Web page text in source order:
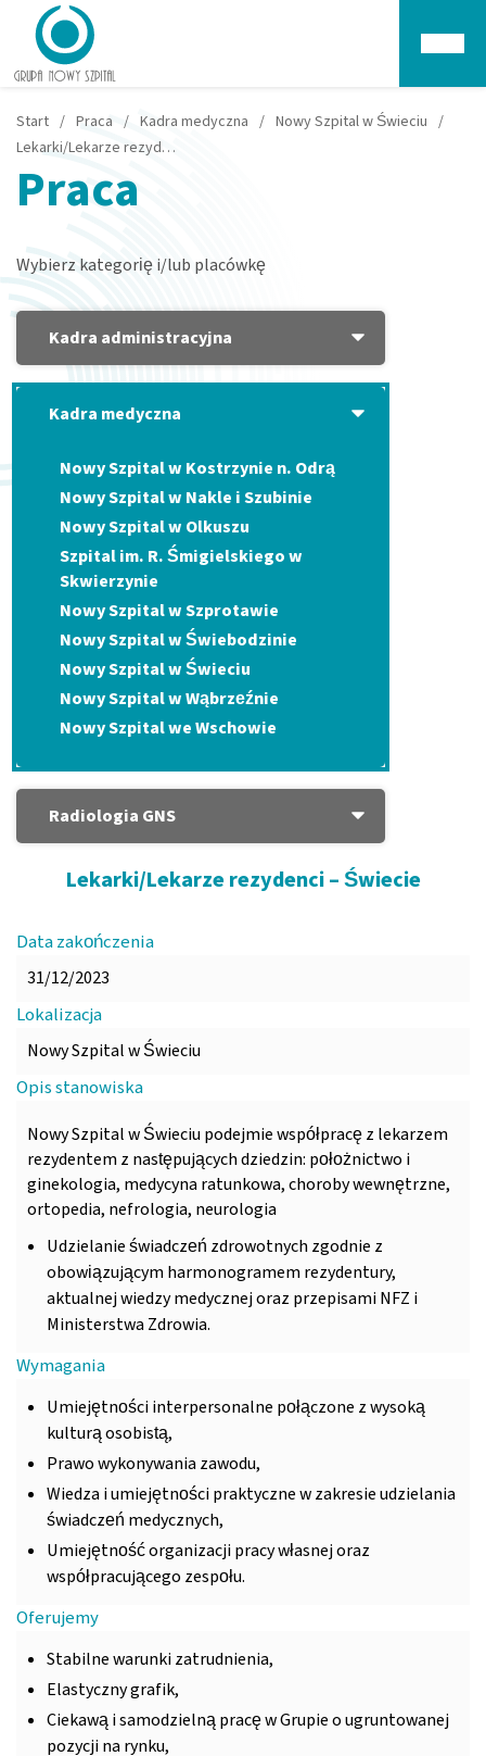
Start / Praca / Kadra medyczna / Nowy Szpital w Świeciu /
Lekarki/Lekarze rezydenci – Świecie
Praca
Wybierz kategorię i/lub placówkę
Kadra administracyjna
Kadra medyczna
Nowy Szpital w Kostrzynie n. Odrą
Nowy Szpital w Nakle i Szubinie
Nowy Szpital w Olkuszu
Szpital im. R. Śmigielskiego w
Skwierzynie
Nowy Szpital w Szprotawie
Nowy Szpital w Świebodzinie
Nowy Szpital w Świeciu
Nowy Szpital w Wąbrzeźnie
Nowy Szpital we Wschowie
Radiologia GNS
Lekarki/Lekarze rezydenci – Świecie
Data zakończenia
31/12/2023
Lokalizacja
Nowy Szpital w Świeciu
Opis stanowiska
Nowy Szpital w Świeciu podejmie współpracę z lekarzem
rezydentem z następujących dziedzin: położnictwo i
ginekologia, medycyna ratunkowa, choroby wewnętrzne,
ortopedia, nefrologia, neurologia
Udzielanie świadczeń zdrowotnych zgodnie z
obowiązującym harmonogramem rezydentury,
aktualnej wiedzy medycznej oraz przepisami NFZ i
Ministerstwa Zdrowia.
Wymagania
Umiejętności interpersonalne połączone z wysoką
kulturą osobistą,
Prawo wykonywania zawodu,
Wiedza i umiejętności praktyczne w zakresie udzielania
świadczeń medycznych,
Umiejętność organizacji pracy własnej oraz
współpracującego zespołu.
Oferujemy
Stabilne warunki zatrudnienia,
Elastyczny grafik,
Ciekawą i samodzielną pracę w Grupie o ugruntowanej
pozycji na rynku,